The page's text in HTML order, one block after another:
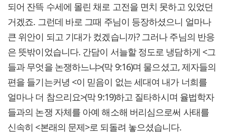
되어 잔뜩 수세에 몰린 채로 고전을 면치 못하고 있었던
거겠죠. 그런데 바로 그때 주님이 등장하셨으니 얼마나
큰 위안이 되고 기대가 컸겠습니까? 그러나 주님의 반응
은 뜻밖이었습니다. 간담이 서늘할 정도로 냉담하게 <그
들과 무엇을 논쟁하느냐>(막 9:16)며 물으셨고, 제자들의
편을 들기는커녕 <이 믿음이 없는 세대여 내가 너희를
얼마나 더 참으리요>(막 9:19)하고 질타하시며 율법학자
들과의 논쟁 자체를 아예 해소해 버리심으로써 사태를
신속히 <본래의 문제>로 되돌려 놓으셨습니다.